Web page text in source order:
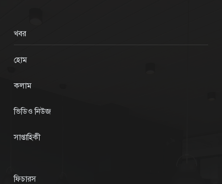
খবর
হোম
কলাম
ভিডিও নিউজ
সাপ্তাহিকী
ফিচারস